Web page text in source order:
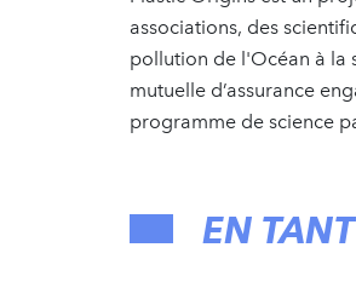
associations, des
pollution de l'Océan à la
mutuelle d’assurance
programme de science
EN